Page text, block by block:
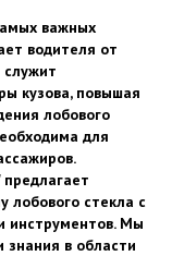
важных
водителя от
служит
кузова, повышая
лобового
для
лобового стекла с
инструментов. Мы
в области